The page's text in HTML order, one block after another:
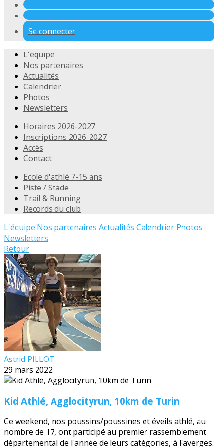
Se connecter
L'équipe
Nos partenaires
Actualités
Calendrier
Photos
Newsletters
Horaires 2026-2027
Inscriptions 2026-2027
Accès
Contact
Ecole d'athlé 7-15 ans
Piste / Stade
Trail & Running
Records du club
L'équipe Nos partenaires Actualités Calendrier Photos
Newsletters
Retour
Astrid PILLOT
29 mars 2022
Kid Athlé, Agglocityrun, 10km de Turin
Ce weekend, nos poussins/poussines et éveils athlé, au
nombre de 17, ont participé au premier rassemblement
départemental de l'année de leurs catégories, à Faverges.